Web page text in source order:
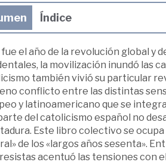
Índice
el año de la revolución global y
la movilización inundó las
también vivió su particular
conflicto entre las distintas
y latinoamericano que se
del catolicismo español no
Este libro colectivo se
de los «largos años sesenta».
acentuó las tensiones con